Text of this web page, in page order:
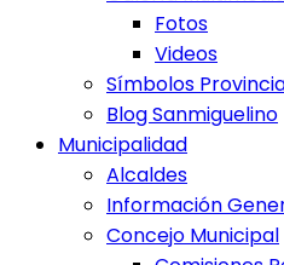
Fotos
Videos
Símbolos
Blog Sanmiguelino
Municipalidad
Alcaldes
Información
Concejo Municipal